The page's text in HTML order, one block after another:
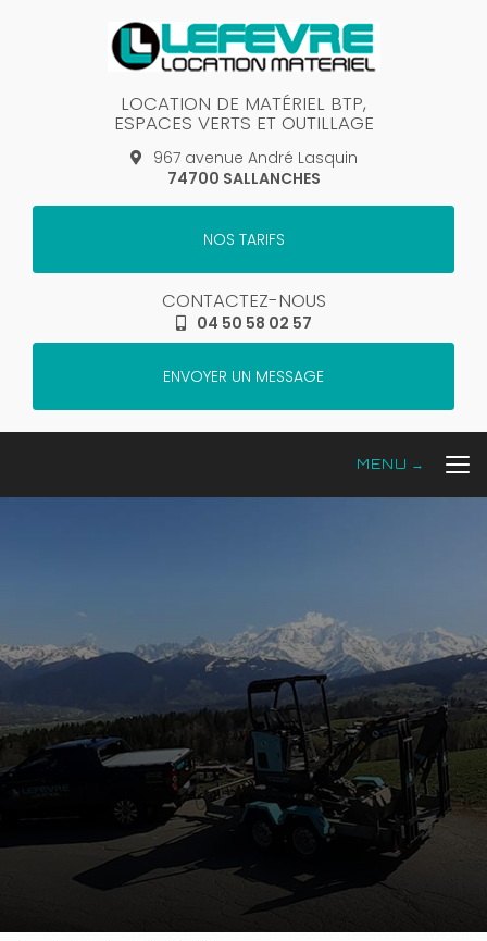
LOCATION DE MATÉRIEL BTP,
ESPACES VERTS ET OUTILLAGE
967 avenue André Lasquin
74700 SALLANCHES
NOS TARIFS
CONTACTEZ-NOUS
04 50 58 02 57
ENVOYER UN MESSAGE